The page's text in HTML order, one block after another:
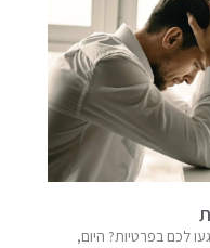
לכם בפרטיות? היום,